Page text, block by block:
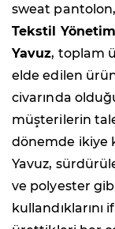
sweat
Tekstil
Yavuz, toplam
elde edilen
civarında
müşterilerin
dönemde ikiye
Yavuz,
ve polyester
kullandıklarını